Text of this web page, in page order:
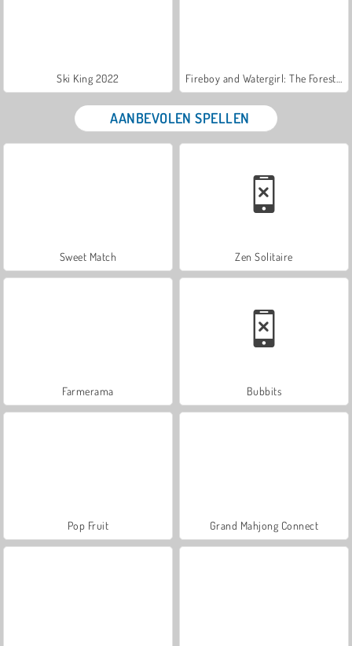
Ski King 2022
AANBEVOLEN SPELLEN
Sweet Match Zen Solitaire
Farmerama Bubbits
Pop Fruit Grand Mahjong Connect